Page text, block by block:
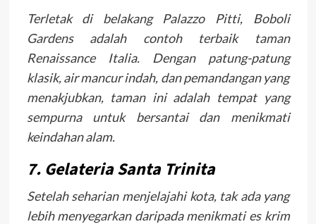
Terletak di belakang Palazzo Pitti, Boboli
Gardens adalah contoh terbaik taman
Renaissance Italia. Dengan patung-patung
klasik, air mancur indah, dan pemandangan yang
menakjubkan, taman ini adalah tempat yang
sempurna untuk bersantai dan menikmati
keindahan alam.
7. Gelateria Santa Trinita
Setelah seharian menjelajahi kota, tak ada yang
lebih menyegarkan daripada menikmati es krim